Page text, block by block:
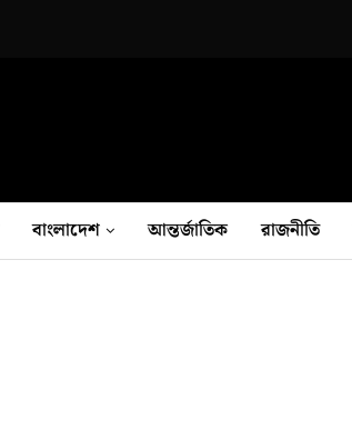
বাংলাদেশ আন্তর্জাতিক রাজনীতি